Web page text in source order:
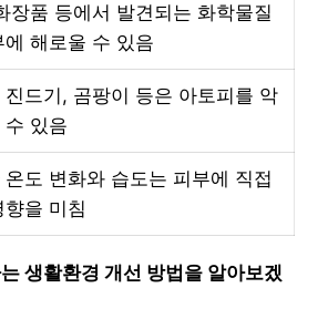
장품 등에서 발견되는 화학물질
에 해로울 수 있음
진드기, 곰팡이 등은 아토피를 악
수 있음
온도 변화와 습도는 피부에 직접
향을 미침
생활환경 개선 방법을 알아보겠